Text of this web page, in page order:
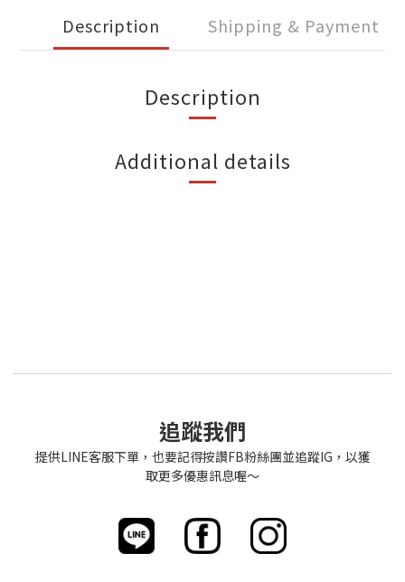
Description Shipping & Payment
Description
Additional details
追蹤我們
提供LINE客服下單，也要記得按讚FB粉絲團並追蹤IG，以獲
取更多優惠訊息喔～